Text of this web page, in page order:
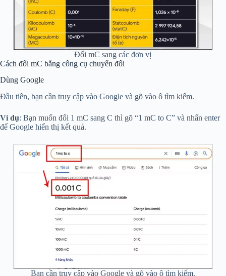
Đổi mC sang các đơn vị
Cách đổi mC bằng công cụ chuyển đổi
Dùng Google
Đầu tiên, bạn cần truy cập vào Google và gõ vào ô tìm kiếm.
Ví dụ: Bạn muốn đổi 1 mC sang C thì gõ “1 mC to C” và nhấn enter
để Google hiển thị kết quả.
Bạn cần truy cập vào Google và gõ vào ô tìm kiếm.